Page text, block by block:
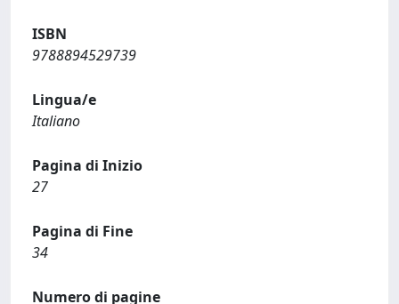
ISBN
9788894529739
Lingua/e
Italiano
Pagina di Inizio
27
Pagina di Fine
34
Numero di pagine